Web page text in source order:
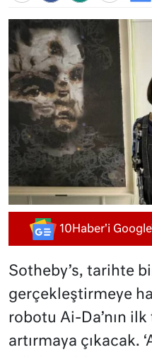
10Haber'i
Sotheby’s, tarihte
gerçekleştirmeye
robotu Ai-Da’nın ilk
artırmaya çıkacak.